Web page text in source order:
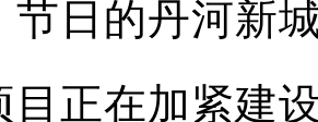
的丹河新城
目正在加紧建